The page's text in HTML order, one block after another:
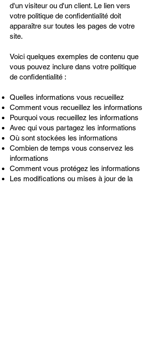
d'un visiteur ou d'un client. Le lien vers
votre politique de confidentialité doit
apparaître sur toutes les pages de votre
site.
Voici quelques exemples de contenu que
vous pouvez inclure dans votre politique
de confidentialité :
Quelles informations vous recueillez
Comment vous recueillez les informations
Pourquoi vous recueillez les informations
Avec qui vous partagez les informations
Où sont stockées les informations
Combien de temps vous conservez les
informations
Comment vous protégez les informations
Les modifications ou mises à jour de la